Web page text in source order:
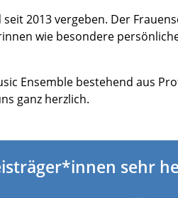
2013 vergeben. Der
wie besondere
Ensemble bestehend aus
ganz herzlich.
sehr